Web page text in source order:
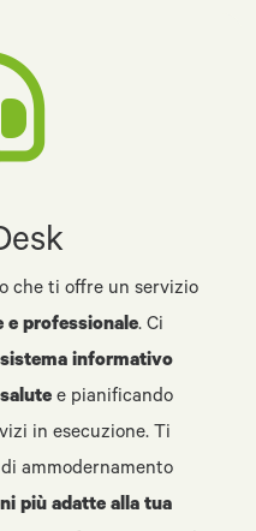
che ti offre un servizio
e professionale. Ci
sistema informativo
e pianificando
in esecuzione. Ti
ammodernamento
più adatte alla tua